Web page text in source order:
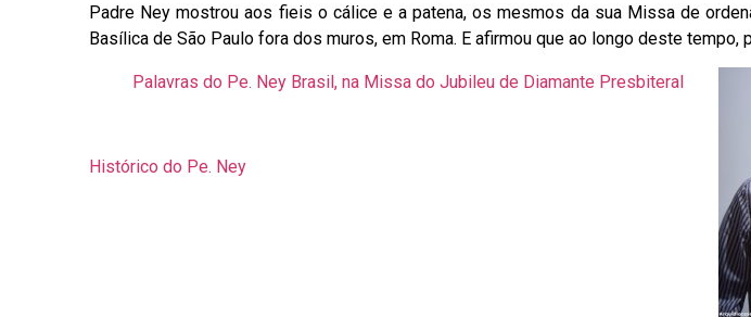
Padre Ney mostrou aos fieis o cálice e a patena, os mesmos da sua Missa de
Basílica de São Paulo fora dos muros, em Roma. E afirmou que ao longo deste tempo,
Palavras do Pe. Ney Brasil, na Missa do Jubileu de Diamante Presbiteral
Histórico do Pe. Ney